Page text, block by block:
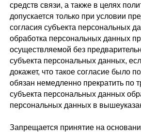
средств связи, а также в целях
допускается только при условии
согласия субъекта персональных
обработка персональных данных
осуществляемой без
субъекта персональных данных,
докажет, что такое согласие было
обязан немедленно прекратить по
субъекта персональных данных
персональных данных в
Запрещается принятие на